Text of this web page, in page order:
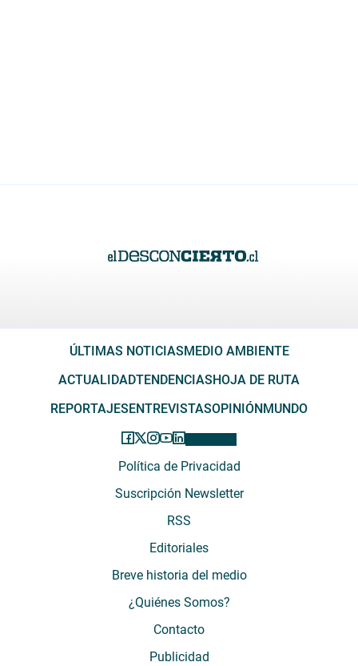
ÚLTIMAS NOTICIAS MEDIO AMBIENTE
ACTUALIDADTENDENCIAS HOJA DE RUTA
REPORTAJES ENTREVISTASOPINIÓN MUNDO
Política de Privacidad
Suscripción Newsletter
RSS
Editoriales
Breve historia del medio
¿Quiénes Somos?
Contacto
Publicidad